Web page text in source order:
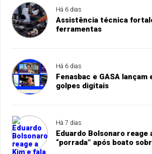
Há 6 dias
Assistência técnica
ferramentas
Há 6 dias
Fenasbac e GASA
golpes digitais
Há 7 dias
Eduardo Bolsonaro reage
“porrada” após boato